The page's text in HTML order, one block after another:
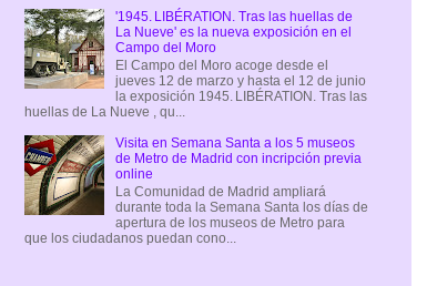
'1945. LIBÉRATION. Tras las huellas de
La Nueve' es la nueva exposición en el
Campo del Moro
El Campo del Moro acoge desde el
jueves 12 de marzo y hasta el 12 de junio
la exposición 1945. LIBÉRATION. Tras las
huellas de La Nueve , qu...
Visita en Semana Santa a los 5 museos
de Metro de Madrid con incripción previa
online
La Comunidad de Madrid ampliará
durante toda la Semana Santa los días de
apertura de los museos de Metro para
que los ciudadanos puedan cono...